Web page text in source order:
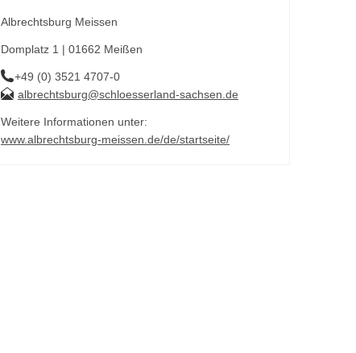
Albrechtsburg Meissen
Domplatz 1 | 01662 Meißen
+49 (0) 3521 4707-0
albrechtsburg@schloesserland-sachsen.de
Weitere Informationen unter:
www.albrechtsburg-meissen.de/de/startseite/